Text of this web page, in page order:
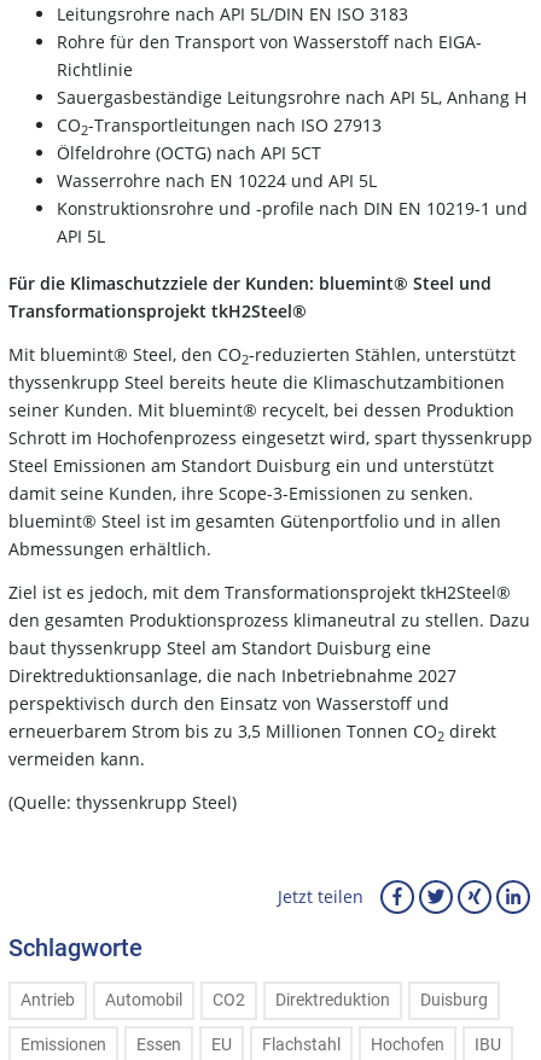
Leitungsrohre nach API 5L/DIN EN ISO 3183
Rohre für den Transport von Wasserstoff nach EIGA-
Richtlinie
Sauergasbeständige Leitungsrohre nach API 5L, Anhang H
CO2-Transportleitungen nach ISO 27913
Ölfeldrohre (OCTG) nach API 5CT
Wasserrohre nach EN 10224 und API 5L
Konstruktionsrohre und -profile nach DIN EN 10219-1 und
API 5L
Für die Klimaschutzziele der Kunden: bluemint® Steel und
Transformationsprojekt tkH2Steel®
Mit bluemint® Steel, den CO2-reduzierten Stählen, unterstützt
thyssenkrupp Steel bereits heute die Klimaschutzambitionen
seiner Kunden. Mit bluemint® recycelt, bei dessen Produktion
Schrott im Hochofenprozess eingesetzt wird, spart thyssenkrupp
Steel Emissionen am Standort Duisburg ein und unterstützt
damit seine Kunden, ihre Scope-3-Emissionen zu senken.
bluemint® Steel ist im gesamten Gütenportfolio und in allen
Abmessungen erhältlich.
Ziel ist es jedoch, mit dem Transformationsprojekt tkH2Steel®
den gesamten Produktionsprozess klimaneutral zu stellen. Dazu
baut thyssenkrupp Steel am Standort Duisburg eine
Direktreduktionsanlage, die nach Inbetriebnahme 2027
perspektivisch durch den Einsatz von Wasserstoff und
erneuerbarem Strom bis zu 3,5 Millionen Tonnen CO2 direkt
vermeiden kann.
(Quelle: thyssenkrupp Steel)
Jetzt teilen
Schlagworte
Antrieb Automobil CO2 Direktreduktion Duisburg
Emissionen Essen EU Flachstahl Hochofen IBU